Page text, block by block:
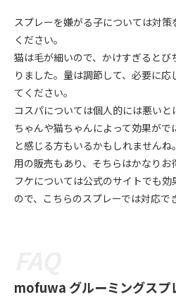
スプレーを嫌がる子については対
ください。
猫は毛が細いので、かけすぎると
りました。量は調節して、必要に
てください。
コスパについては個人的には悪い
ちゃんや猫ちゃんによって効果が
と感じる方もいるかもしれません
用の販売もあり、そちらはかなりお
フケについては公式のサイトでも
ので、こちらのスプレーでは対応で
mofuwa グルーミングスプ